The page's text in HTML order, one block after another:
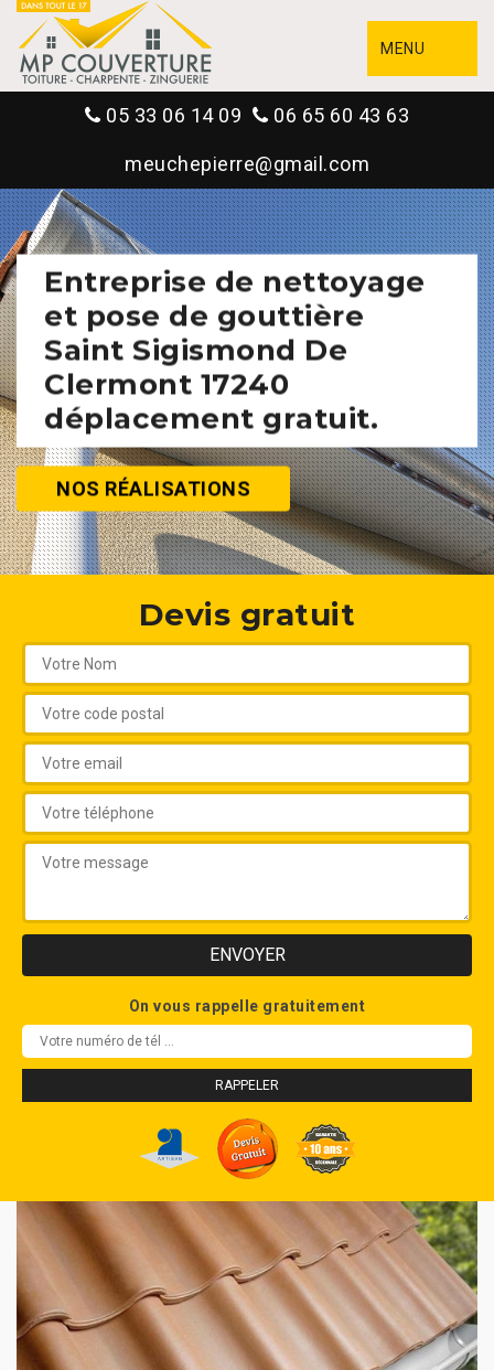
MENU
05 33 06 14 09 06 65 60 43 63
meuchepierre@gmail.com
Entreprise de nettoyage
et pose de gouttière
Saint Sigismond De
Clermont 17240
déplacement gratuit.
NOS RÉALISATIONS
Devis gratuit
On vous rappelle gratuitement